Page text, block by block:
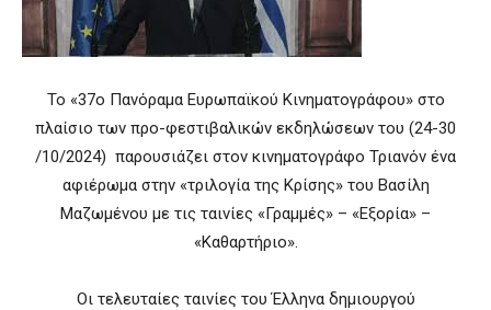
Το «37ο Πανόραμα Ευρωπαϊκού Κινηματογράφου» στο
πλαίσιο των προ-φεστιβαλικών εκδηλώσεων του (24-30
/10/2024) παρουσιάζει στον κινηματογράφο Τριανόν ένα
αφιέρωμα στην «τριλογία της Κρίσης» του Βασίλη
Μαζωμένου με τις ταινίες «Γραμμές» – «Εξορία» –
«Καθαρτήριο».
Οι τελευταίες ταινίες του Έλληνα δημιουργού